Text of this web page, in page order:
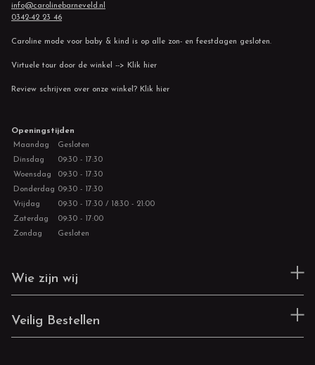
info@carolinebarneveld.nl
0342-42 23 46
Caroline mode voor baby & kind is op alle zon- en feestdagen gesloten.
Virtuele tour door de winkel --> Klik hier
Review schrijven over onze winkel? Klik hier
Openingstijden
Maandag
Gesloten
Dinsdag
09:30 - 17:30
Woensdag
09:30 - 17:30
Donderdag 09:30 - 17:30
Vrijdag
09:30 - 17:30 / 18:30 - 21:00
Zaterdag
09:30 - 17:00
Zondag
Gesloten
Wie zijn wij
Veilig Bestellen